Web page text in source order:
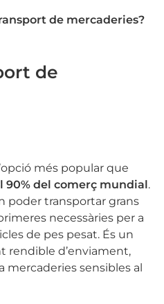
de mercaderies?
de
més popular que
90% del comerç mundial.
poder transportar grans
necessàries per a
de pes pesat. És un
rendible d’enviament,
mercaderies sensibles al